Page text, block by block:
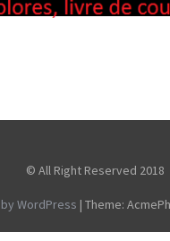
© All Right Reserved 2018
WordPress | Theme: